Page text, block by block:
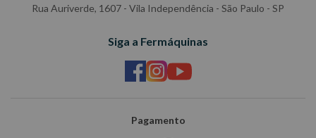
Rua Auriverde, 1607 - Vila Independência - São Paulo - SP
Siga a Fermáquinas
Pagamento